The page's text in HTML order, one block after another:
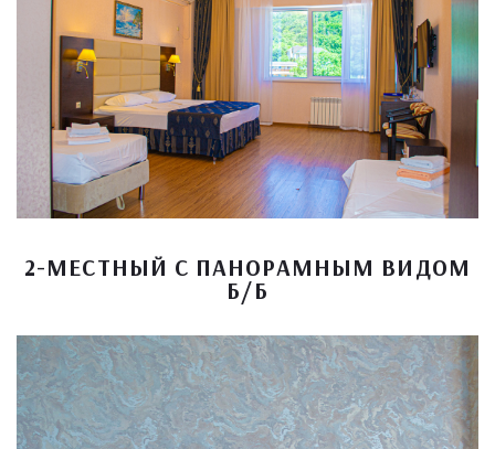
2-МЕСТНЫЙ С ПАНОРАМНЫМ ВИДОМ
Б/Б